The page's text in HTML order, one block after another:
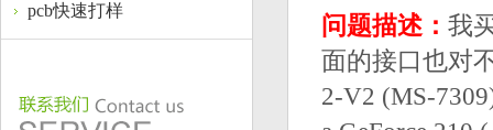
pcb快速打样
问题描述： 我
面的接口也对
2-V2 (MS-